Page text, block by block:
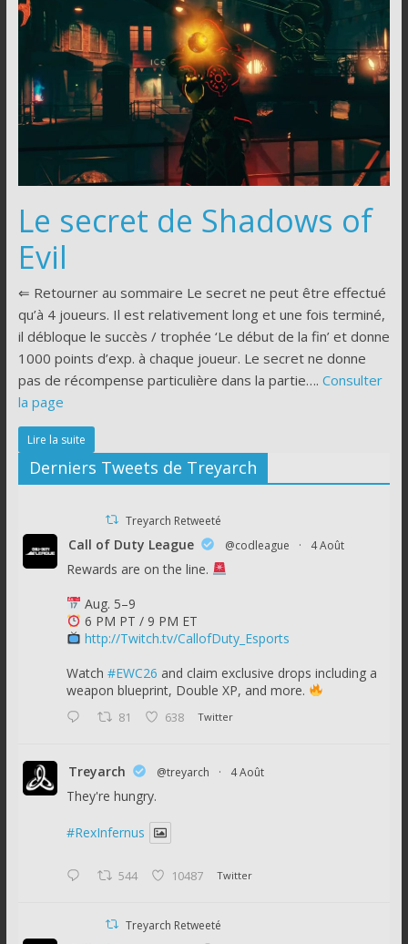
Le secret de Shadows of
Evil
⇐ Retourner au sommaire Le secret ne peut être effectué
qu’à 4 joueurs. Il est relativement long et une fois terminé,
il débloque le succès / trophée ‘Le début de la fin’ et donne
1000 points d’exp. à chaque joueur. Le secret ne donne
pas de récompense particulière dans la partie…. Consulter
la page
Lire la suite
Derniers Tweets de Treyarch
Treyarch Retweeté
Call of Duty League @codleague · 4 Août
Rewards are on the line.
Aug. 5–9
6 PM PT / 9 PM ET
http://Twitch.tv/CallofDuty_Esports
Watch #EWC26 and claim exclusive drops including a
weapon blueprint, Double XP, and more.
81 638 Twitter
Treyarch @treyarch · 4 Août
They're hungry.
#RexInfernus
544 10487 Twitter
Treyarch Retweeté